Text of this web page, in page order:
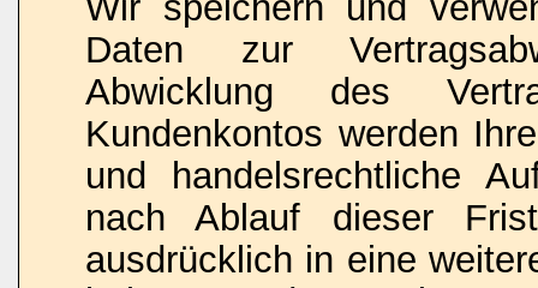
Daten zur
Abwicklung des
Kundenkontos werden
und handelsrechtliche
nach Ablauf dieser
ausdrücklich in eine